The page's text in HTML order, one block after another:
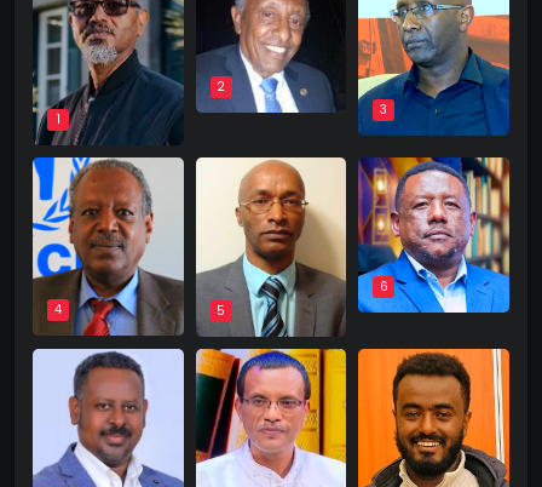
1
2
3
4 5
6